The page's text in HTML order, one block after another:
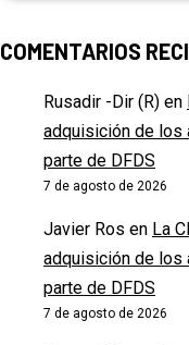
COMENTARIOS
Rusadir -Dir (R) en
adquisición de los
parte de DFDS
7 de agosto de 2026
Javier Ros en La
adquisición de los
parte de DFDS
7 de agosto de 2026